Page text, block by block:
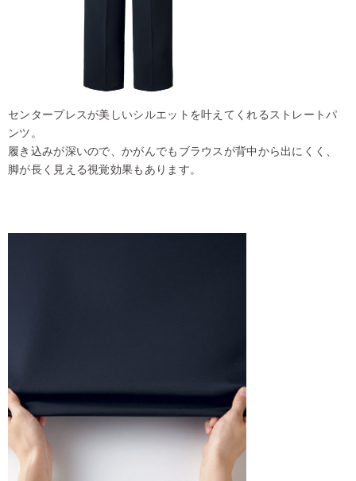
センタープレスが美しいシルエットを叶えてくれるストレートパ
ンツ。
履き込みが深いので、かがんでもブラウスが背中から出にくく、
脚が長く見える視覚効果もあります。